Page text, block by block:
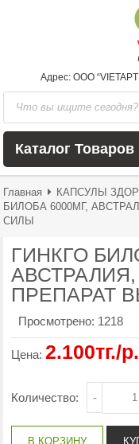
Адрес: ООО
Каталог Товаров
Главная КАПСУЛЫ
БИЛОБА 6000МГ,
СИЛЫ
ГИНКГО
АВСТРАЛИЯ,
ПРЕПАРАТ
Просмотрено: 1218
Цена:2.100тг./р.
Количество: -